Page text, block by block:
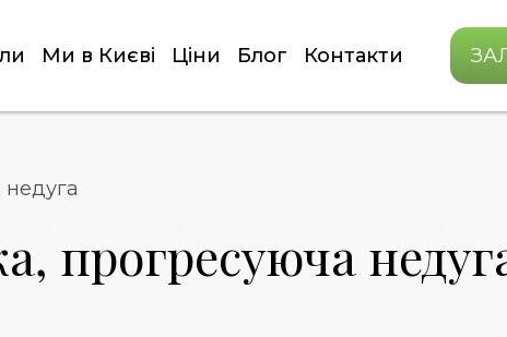
Ми в Києві Ціни Блог Контакти
прогресуюча